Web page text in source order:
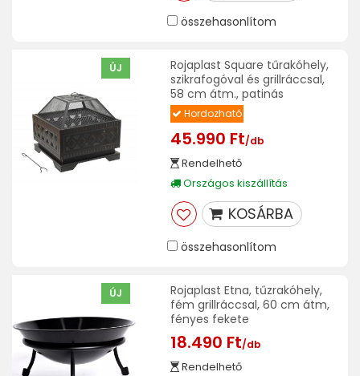
összehasonlítom
ÚJ
Rojaplast Square tűrakóhely,
szikrafogóval és grillráccsal,
58 cm átm., patinás
Hordozható
45.990 Ft/db
Rendelhető
Országos kiszállítás
KOSÁRBA
összehasonlítom
ÚJ
Rojaplast Etna, tűzrakóhely,
fém grillráccsal, 60 cm átm,
fényes fekete
18.490 Ft/db
Rendelhető